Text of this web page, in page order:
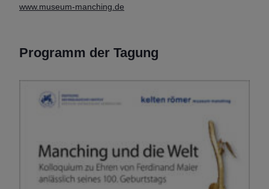
www.museum-manching.de
Programm der Tagung